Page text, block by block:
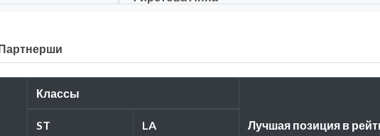
Классы
Лучшая позиция в
ST LA